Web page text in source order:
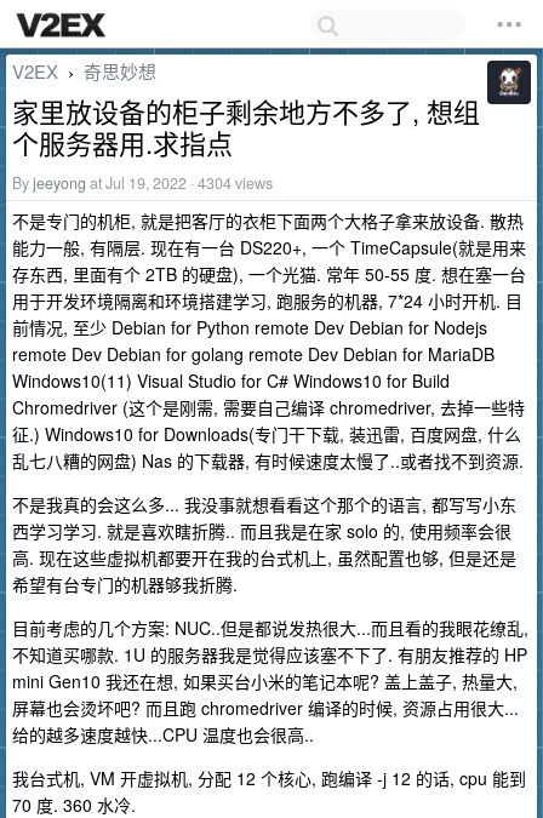
V2EX › 奇思妙想
家里放设备的柜子剩余地方不多了, 想组
个服务器用.求指点
Byjeeyong at Jul 19, 2022 · 4304 views
不是专门的机柜, 就是把客厅的衣柜下面两个大格子拿来放设备. 散热
能力一般, 有隔层. 现在有一台 DS220+, 一个 TimeCapsule(就是用来
存东西, 里面有个 2TB 的硬盘), 一个光猫. 常年 50-55 度. 想在塞一台
用于开发环境隔离和环境搭建学习, 跑服务的机器, 7*24 小时开机. 目
前情况, 至少 Debian for Python remote Dev Debian for Nodejs
remote Dev Debian for golang remote Dev Debian for MariaDB
Windows10(11) Visual Studio for C# Windows10 for Build
Chromedriver (这个是刚需, 需要自己编译 chromedriver, 去掉一些特
征.) Windows10 for Downloads(专门干下载, 装迅雷, 百度网盘, 什么
乱七八糟的网盘) Nas 的下载器, 有时候速度太慢了..或者找不到资源.
不是我真的会这么多... 我没事就想看看这个那个的语言, 都写写小东
西学习学习. 就是喜欢瞎折腾.. 而且我是在家 solo 的, 使用频率会很
高. 现在这些虚拟机都要开在我的台式机上, 虽然配置也够, 但是还是
希望有台专门的机器够我折腾.
目前考虑的几个方案: NUC..但是都说发热很大...而且看的我眼花缭乱,
不知道买哪款. 1U 的服务器我是觉得应该塞不下了. 有朋友推荐的 HP
mini Gen10 我还在想, 如果买台小米的笔记本呢? 盖上盖子, 热量大,
屏幕也会烫坏吧? 而且跑 chromedriver 编译的时候, 资源占用很大...
给的越多速度越快...CPU 温度也会很高..
我台式机, VM 开虚拟机, 分配 12 个核心, 跑编译 -j 12 的话, cpu 能到
70 度. 360 水冷.